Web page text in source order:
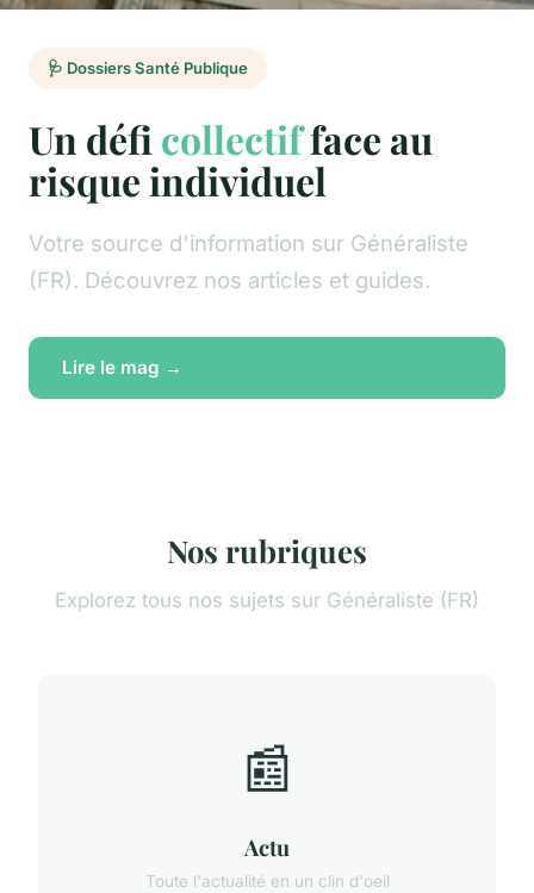
🩺 Dossiers Santé Publique
Un défi collectifface au
risque individuel
Votre source d'information sur Généraliste
(FR). Découvrez nos articles et guides.
Lire le mag →
Nos rubriques
Explorez tous nos sujets sur Généraliste (FR)
📰
Actu
Toute l'actualité en un clin d'oeil